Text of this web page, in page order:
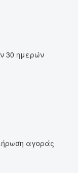
30 ημερών
αγοράς